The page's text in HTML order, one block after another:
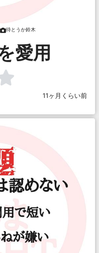
待とうか鈴木
愛用
11ヶ月くらい前